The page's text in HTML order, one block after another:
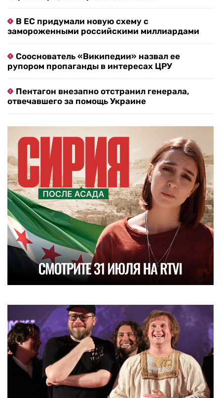
В ЕС придумали новую схему с
замороженными российскими миллиардами
Сооснователь «Википедии» назвал ее
рупором пропаганды в интересах ЦРУ
Пентагон внезапно отстранил генерала,
отвечавшего за помощь Украине